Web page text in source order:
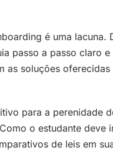
é uma lacuna.
passo a passo claro
soluções oferecidas
para a perenidade
o estudante deve
de leis em